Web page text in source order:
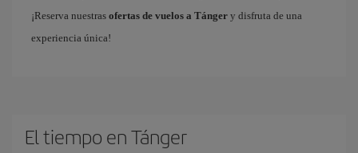
¡Reserva nuestras ofertas de vuelos a Tánger y disfruta de una
experiencia única!
El tiempo en Tánger